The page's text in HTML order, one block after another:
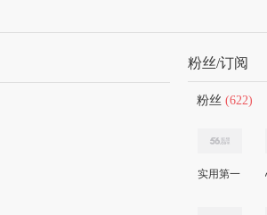
粉丝/订阅
粉丝 (622)
实用第一